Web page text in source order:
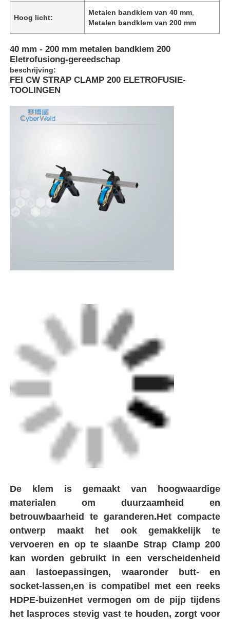
Producten
Fabrieksreis
Kwaliteitscontrole
Contacteer ons
Vraag een offerte aan
met een vermogen van niet meer dan 50 W
Pipe Butt Welding Machine
Elektrofusiebevestigingen
Hoog licht:
Metalen bandklem van 40 mm
Metalen bandklem van 200 mm
40 mm - 200 mm metalen bandklem 200
Eletrofusiong-gereedschap
beschrijving:
FEI CW STRAP CLAMP 200 ELETROFUSIE-
TOOLINGEN
De klem is gemaakt van hoogwaardige
materialen om duurzaamheid en
betrouwbaarheid te garanderen.Het compacte
ontwerp maakt het ook gemakkelijk te
vervoeren en op te slaanDe Strap Clamp 200
kan worden gebruikt in een verscheidenheid
aan lastoepassingen, waaronder butt- en
socket-lassen,en is compatibel met een reeks
HDPE-buizenHet vermogen om de pijp tijdens
het lasproces stevig vast te houden, zorgt voor